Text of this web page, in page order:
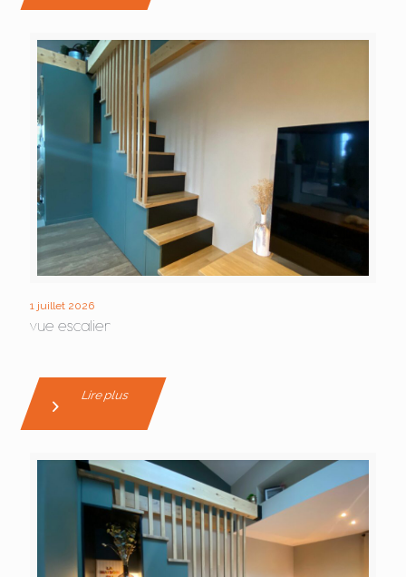
1 juillet 2026
vue escalier
Lire plus